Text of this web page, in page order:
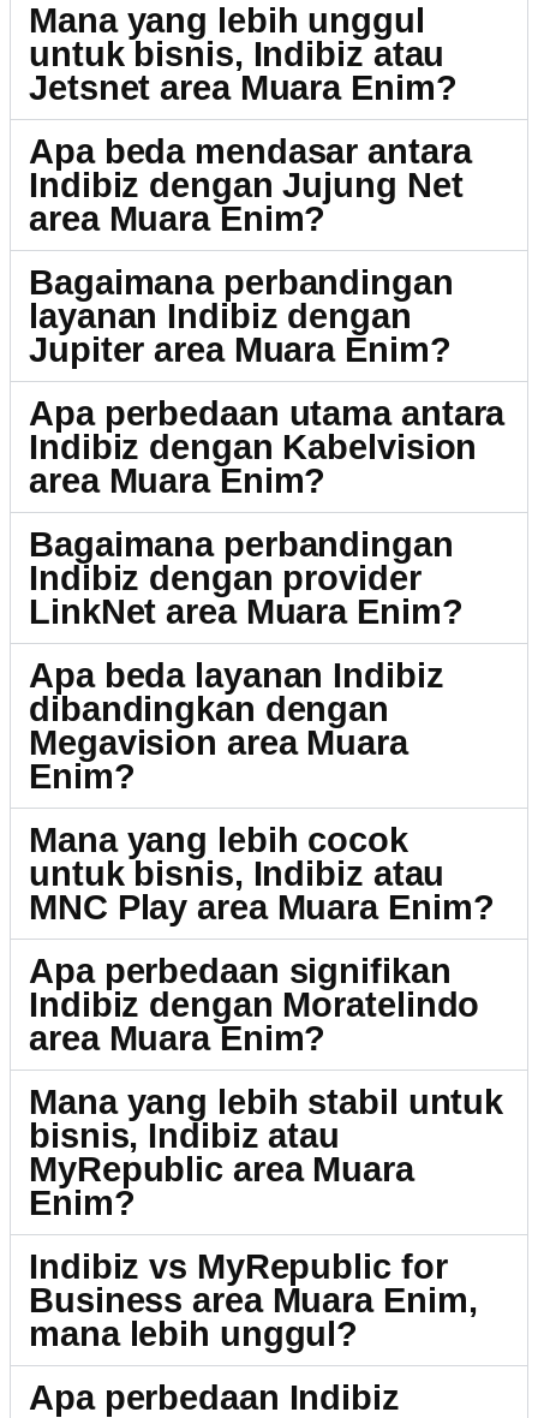
Mana yang lebih unggul
untuk bisnis, Indibiz atau
Jetsnet area Muara Enim?
Apa beda mendasar antara
Indibiz dengan Jujung Net
area Muara Enim?
Bagaimana perbandingan
layanan Indibiz dengan
Jupiter area Muara Enim?
Apa perbedaan utama antara
Indibiz dengan Kabelvision
area Muara Enim?
Bagaimana perbandingan
Indibiz dengan provider
LinkNet area Muara Enim?
Apa beda layanan Indibiz
dibandingkan dengan
Megavision area Muara
Enim?
Mana yang lebih cocok
untuk bisnis, Indibiz atau
MNC Play area Muara Enim?
Apa perbedaan signifikan
Indibiz dengan Moratelindo
area Muara Enim?
Mana yang lebih stabil untuk
bisnis, Indibiz atau
MyRepublic area Muara
Enim?
Indibiz vs MyRepublic for
Business area Muara Enim,
mana lebih unggul?
Apa perbedaan Indibiz